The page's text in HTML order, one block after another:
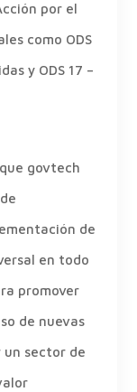
por el
como ODS
y ODS 17 –
govtech
de
en todo
promover
de nuevas
sector de